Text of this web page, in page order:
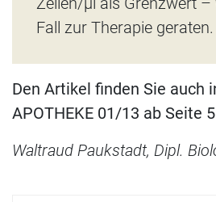
Fall zur Therapie geraten.
Den Artikel finden Sie auch
APOTHEKE 01/13 ab Seite
Waltraud Paukstadt, Dipl.